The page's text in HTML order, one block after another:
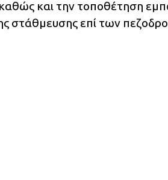
και την τοποθέτηση
στάθμευσης επί των